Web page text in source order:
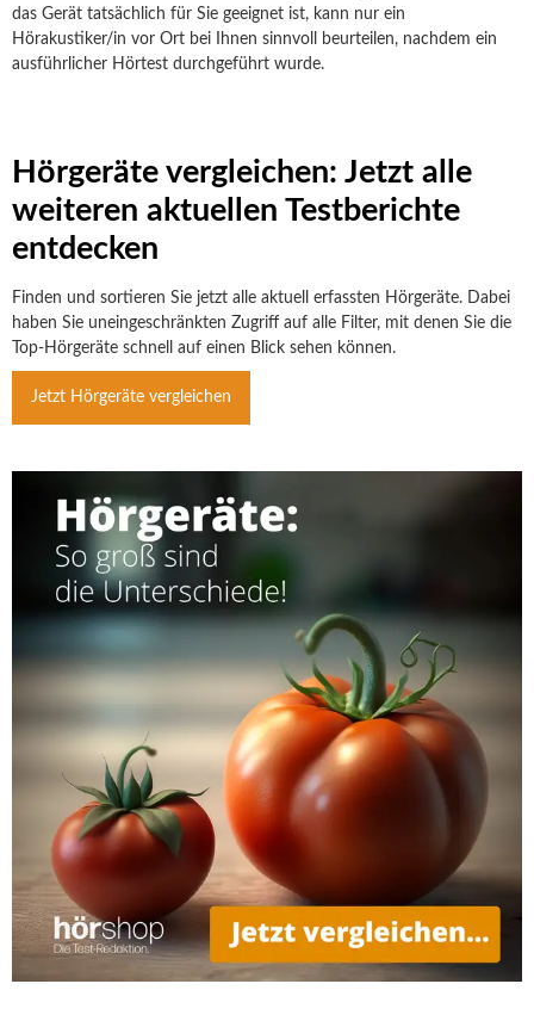
das Gerät tatsächlich für Sie geeignet ist, kann nur ein
Hörakustiker/in vor Ort bei Ihnen sinnvoll beurteilen, nachdem ein
ausführlicher Hörtest durchgeführt wurde.
Hörgeräte vergleichen: Jetzt alle
weiteren aktuellen Testberichte
entdecken
Finden und sortieren Sie jetzt alle aktuell erfassten Hörgeräte. Dabei
haben Sie uneingeschränkten Zugriff auf alle Filter, mit denen Sie die
Top-Hörgeräte schnell auf einen Blick sehen können.
Jetzt Hörgeräte vergleichen